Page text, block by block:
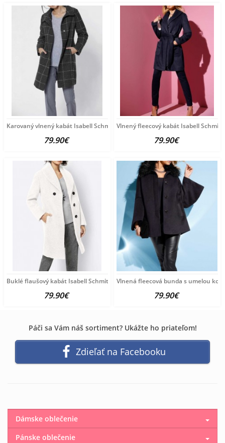
Karovaný vlnený kabát Isabell Schmitt Collection, sivý
79.90€
Vlnený fleecový kabát Isabell
79.90€
Buklé flaušový kabát Isabell Schmitt Collection, sivobiela
79.90€
Vlnená fleecová bunda s umelou
79.90€
Páči sa Vám náš sortiment? Ukážte ho priateľom!
Zdieľať na Facebooku
Dámske oblečenie
Pánske oblečenie